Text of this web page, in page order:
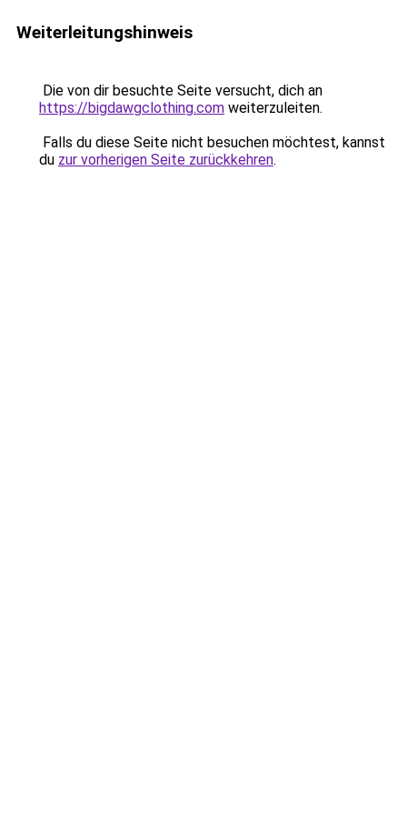
Weiterleitungshinweis
Die von dir besuchte Seite versucht, dich an
https://bigdawgclothing.com weiterzuleiten.
Falls du diese Seite nicht besuchen möchtest, kannst
du zur vorherigen Seite zurückkehren.